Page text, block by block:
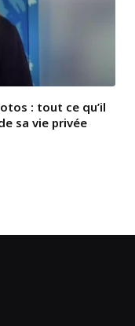
: tout ce qu’il
sa vie privée